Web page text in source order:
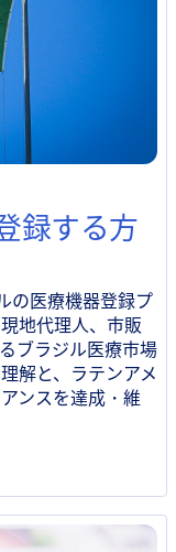
録する方
の医療機器登録プ
地代理人、市販
ブラジル医療市場
解と、ラテンアメ
ンスを達成・維